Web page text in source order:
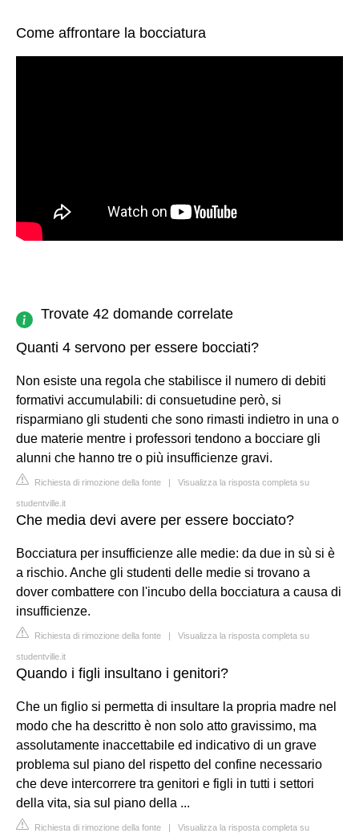
Come affrontare la bocciatura
Trovate 42 domande correlate
Quanti 4 servono per essere bocciati?
Non esiste una regola che stabilisce il numero di debiti
formativi accumulabili: di consuetudine però, si
risparmiano gli studenti che sono rimasti indietro in una o
due materie mentre i professori tendono a bocciare gli
alunni che hanno tre o più insufficienze gravi.
Richiesta di rimozione della fonte | Visualizza la risposta completa su
studentville.it
Che media devi avere per essere bocciato?
Bocciatura per insufficienze alle medie: da due in sù si è
a rischio. Anche gli studenti delle medie si trovano a
dover combattere con l'incubo della bocciatura a causa di
insufficienze.
Richiesta di rimozione della fonte | Visualizza la risposta completa su
studentville.it
Quando i figli insultano i genitori?
Che un figlio si permetta di insultare la propria madre nel
modo che ha descritto è non solo atto gravissimo, ma
assolutamente inaccettabile ed indicativo di un grave
problema sul piano del rispetto del confine necessario
che deve intercorrere tra genitori e figli in tutti i settori
della vita, sia sul piano della ...
Richiesta di rimozione della fonte | Visualizza la risposta completa su